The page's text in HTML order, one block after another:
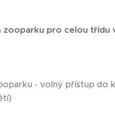
pro celou třídu
- volný přístup do